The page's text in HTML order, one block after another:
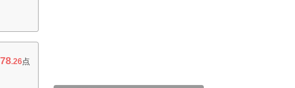
78.26点